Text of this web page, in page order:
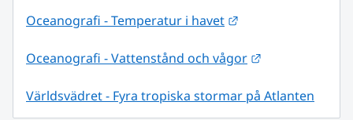
Oceanografi - Temperatur i havet
Oceanografi - Vattenstånd och vågor
Världsvädret - Fyra tropiska stormar på Atlanten